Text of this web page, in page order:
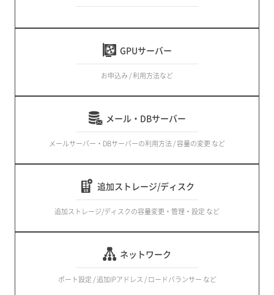
GPUサーバー
お申込み / 利用方法など
メール・DBサーバー
メールサーバー・DBサーバーの利用方法 / 容量の変更 など
追加ストレージ/ディスク
追加ストレージ/ディスクの容量変更・管理・設定 など
ネットワーク
ポート設定 / 追加IPアドレス / ロードバランサー など